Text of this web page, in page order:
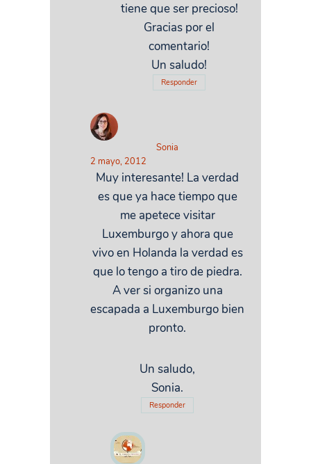
tiene que ser precioso!
Gracias por el
comentario!
Un saludo!
Responder
Sonia
2 mayo, 2012
Muy interesante! La verdad
es que ya hace tiempo que
me apetece visitar
Luxemburgo y ahora que
vivo en Holanda la verdad es
que lo tengo a tiro de piedra.
A ver si organizo una
escapada a Luxemburgo bien
pronto.
Un saludo,
Sonia.
Responder